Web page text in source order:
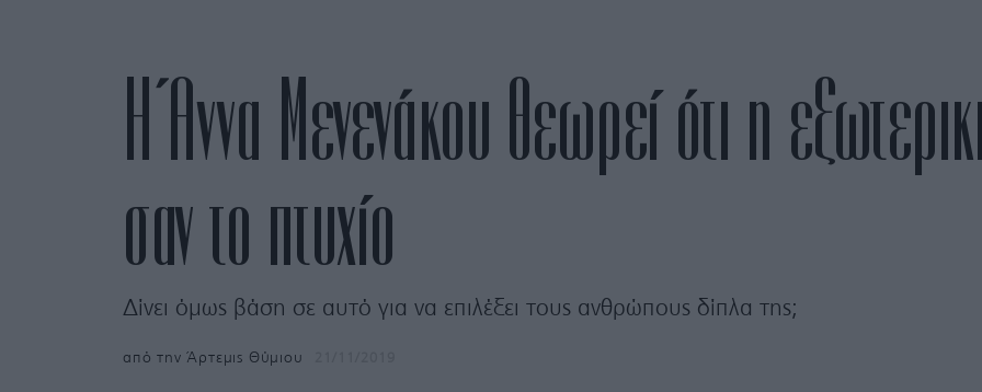
Η Άννα Μενενάκου θεωρεί ότι η
σαν το πτυχίο
Δίνει όμως βάση σε αυτό για να επιλέξει τους ανθρώπους δίπλα της;
από τηνΆρτεμις Θύμιου